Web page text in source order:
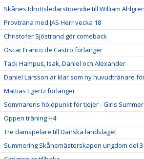
Skånes Idrottsledarstipendie till William Ahlgren
Provträna med JAS Herr vecka 18
Christofer Sjöstrand gör comeback
Oscar Franco de Castro förlänger
Tack Hampus, Isak, Daniel och Alexander
Daniel Larsson är klar som ny huvudtränare
Mattias Egertz förlänger
Sommarens höjdpunkt för tjejer - Girls Summer
Öppen träning H4
Tre damspelare till Danska landslaget
Summering Skånemästerskapen ungdom del 3